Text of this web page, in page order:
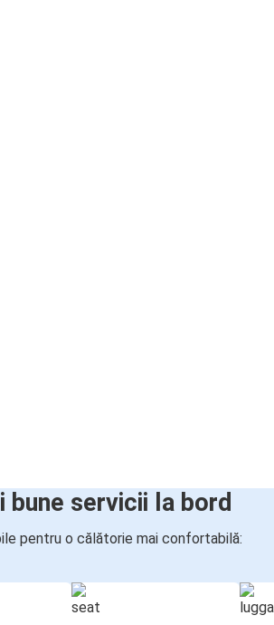
bune servicii la bord
pentru o călătorie mai confortabilă: